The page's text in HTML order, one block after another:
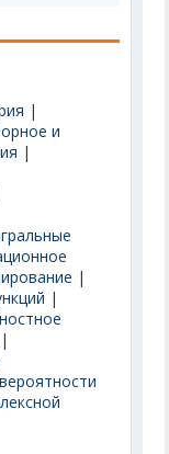
|
и
|
|
|
|